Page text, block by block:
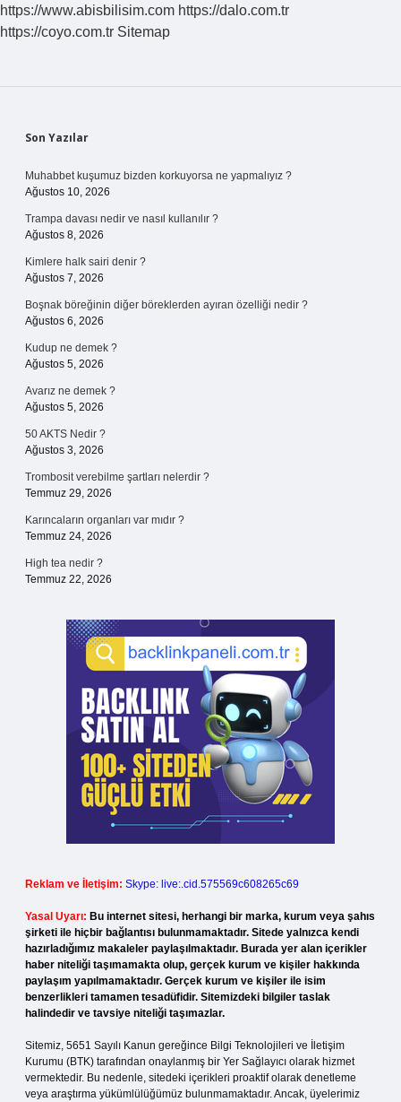
https://www.abisbilisim.com https://dalo.com.tr
https://coyo.com.tr Sitemap
Sidebar
Son Yazılar
Muhabbet kuşumuz bizden korkuyorsa ne yapmalıyız ?
Ağustos 10, 2026
Trampa davası nedir ve nasıl kullanılır ?
Ağustos 8, 2026
Kimlere halk sairi denir ?
Ağustos 7, 2026
Boşnak böreğinin diğer böreklerden ayıran özelliği nedir ?
Ağustos 6, 2026
Kudup ne demek ?
Ağustos 5, 2026
Avarız ne demek ?
Ağustos 5, 2026
50 AKTS Nedir ?
Ağustos 3, 2026
Trombosit verebilme şartları nelerdir ?
Temmuz 29, 2026
Karıncaların organları var mıdır ?
Temmuz 24, 2026
High tea nedir ?
Temmuz 22, 2026
Reklam ve İletişim: Skype: live:.cid.575569c608265c69
Yasal Uyarı: Bu internet sitesi, herhangi bir marka, kurum veya şahıs
şirketi ile hiçbir bağlantısı bulunmamaktadır. Sitede yalnızca kendi
hazırladığımız makaleler paylaşılmaktadır. Burada yer alan içerikler
haber niteliği taşımamakta olup, gerçek kurum ve kişiler hakkında
paylaşım yapılmamaktadır. Gerçek kurum ve kişiler ile isim
benzerlikleri tamamen tesadüfidir. Sitemizdeki bilgiler taslak
halindedir ve tavsiye niteliği taşımazlar.
Sitemiz, 5651 Sayılı Kanun gereğince Bilgi Teknolojileri ve İletişim
Kurumu (BTK) tarafından onaylanmış bir Yer Sağlayıcı olarak hizmet
vermektedir. Bu nedenle, sitedeki içerikleri proaktif olarak denetleme
veya araştırma yükümlülüğümüz bulunmamaktadır. Ancak, üyelerimiz